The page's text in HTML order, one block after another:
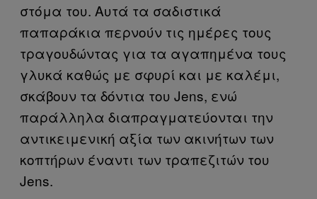
στόμα του. Αυτά τα σαδιστικά
παπαράκια περνούν τις ημέρες τους
τραγουδώντας για τα αγαπημένα τους
γλυκά καθώς με σφυρί και με καλέμι,
σκάβουν τα δόντια του Jens, ενώ
παράλληλα διαπραγματεύονται την
αντικειμενική αξία των ακινήτων των
κοπτήρων έναντι των τραπεζιτών του
Jens.